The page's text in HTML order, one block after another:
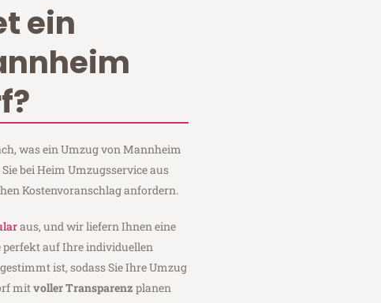
ein
was ein Umzug von Mannheim
bei Heim Umzugsservice aus
Kostenvoranschlag anfordern.
aus, und wir liefern Ihnen eine
perfekt auf Ihre individuellen
ist, sodass Sie Ihre Umzug
mitvoller Transparenz planen